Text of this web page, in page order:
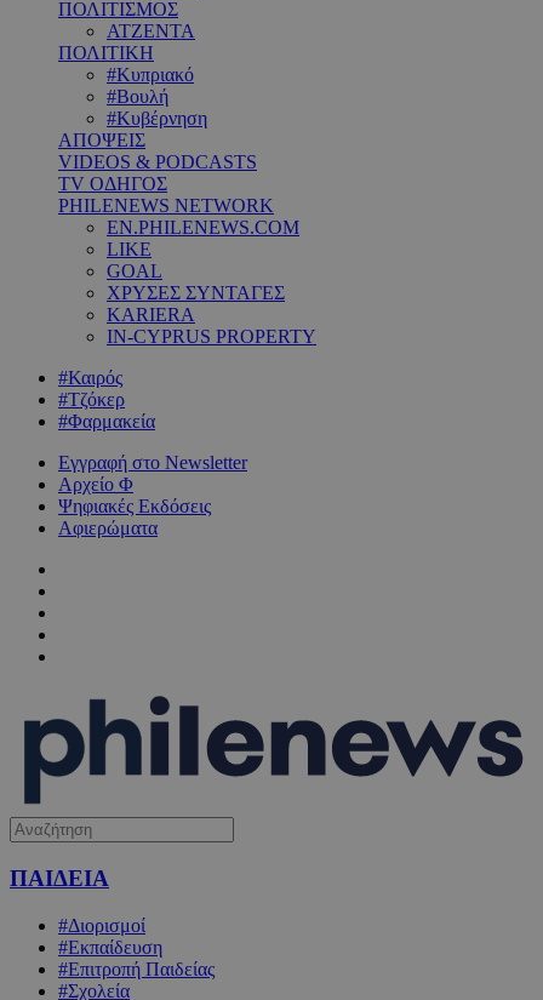
ΠΟΛΙΤΙΣΜΟΣ
ΑΤΖΕΝΤΑ
ΠΟΛΙΤΙΚΗ
#Κυπριακό
#Βουλή
#Κυβέρνηση
ΑΠΟΨΕΙΣ
VIDEOS & PODCASTS
TV ΟΔΗΓΟΣ
PHILENEWS NETWORK
EN.PHILENEWS.COM
LIKE
GOAL
ΧΡΥΣΕΣ ΣΥΝΤΑΓΕΣ
KARIERA
IN-CYPRUS PROPERTY
#Καιρός
#Τζόκερ
#Φαρμακεία
Εγγραφή στο Newsletter
Αρχείο Φ
Ψηφιακές Εκδόσεις
Αφιερώματα
ΠΑΙΔΕΙΑ
#Διορισμοί
#Εκπαίδευση
#Επιτροπή Παιδείας
#Σχολεία